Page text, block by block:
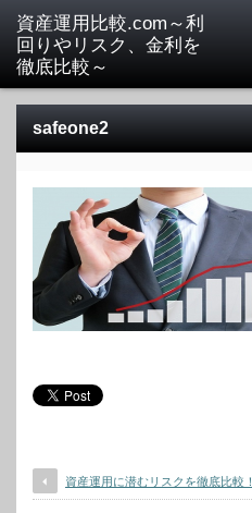
safeone2
資産運用に潜むリスクを徹底比較！